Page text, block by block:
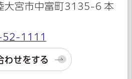
宮市中富町3135-6 本
1111
わせをする